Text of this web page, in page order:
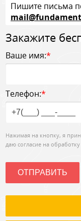
Пишите письма
Закажите
Ваше имя:*
Телефон:*
Нажимая на кнопку, я
даю согласие на
ОТПРАВИТЬ